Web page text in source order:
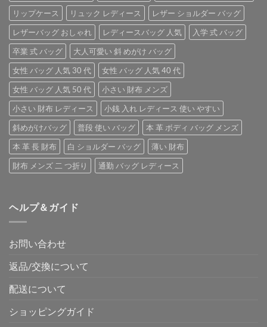
リップケース
リュック レディース
レザー ショルダー バッグ
レザーバッグ おしゃれ
レディースバッグ 人気
入学 式 バッグ
卒業 式 バッグ
大人可愛い 斜 めがけ バッグ
女性 バッグ 人気 30 代
女性 バッグ 人気 40 代
女性 バッグ 人気 50 代
小さい 財布 メンズ
小さい 財布 レディース
小銭 入れ レディース 使い やすい
斜めがけバッグ
普段 使い バッグ
本 革 ボディ バッグ メンズ
本 革 長 財布
白 ショルダー バッグ
薄い 財布
財布 メンズ 二 つ折り
通勤 バッグ レディース
ヘルプ＆ガイド
お問い合わせ
返品/交換について
配送について
ショッピングガイド